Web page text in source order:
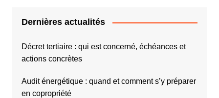
Dernières actualités
Décret tertiaire : qui est concerné, échéances et
actions concrètes
Audit énergétique : quand et comment s’y préparer
en copropriété